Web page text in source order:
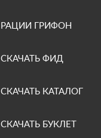
РАЦИИ ГРИФОН
СКАЧАТЬ ФИД
СКАЧАТЬ КАТАЛОГ
СКАЧАТЬ БУКЛЕТ